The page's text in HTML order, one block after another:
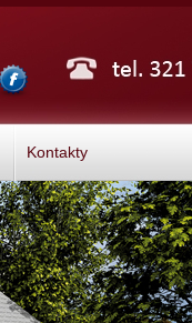
Kontakty